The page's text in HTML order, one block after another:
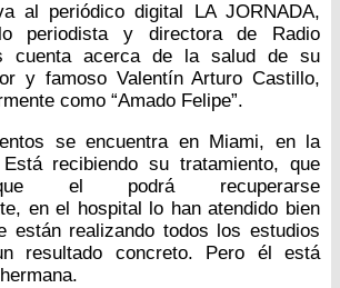
al periódico digital LA JORNADA,
periodista y directora de Radio
cuenta acerca de la salud de su
y famoso Valentín Arturo Castillo,
como “Amado Felipe”.
se encuentra en Miami, en la
recibiendo su tratamiento, que
el podrá recuperarse
en el hospital lo han atendido bien
están realizando todos los estudios
resultado concreto. Pero él está